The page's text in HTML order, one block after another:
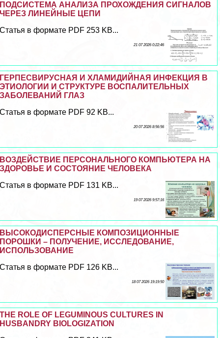
ПОДСИСТЕМА АНАЛИЗА ПРОХОЖДЕНИЯ СИГНАЛОВ
ЧЕРЕЗ ЛИНЕЙНЫЕ ЦЕПИ
Статья в формате PDF 253 KB...
21 07 2026 0:22:46
ГЕРПЕСВИРУСНАЯ И ХЛАМИДИЙНАЯ ИНФЕКЦИЯ В
ЭТИОЛОГИИ И СТРУКТУРЕ ВОСПАЛИТЕЛЬНЫХ
ЗАБОЛЕВАНИЙ ГЛАЗ
Статья в формате PDF 92 KB...
20 07 2026 8:56:56
ВОЗДЕЙСТВИЕ ПЕРСОНАЛЬНОГО КОМПЬЮТЕРА НА
ЗДОРОВЬЕ И СОСТОЯНИЕ ЧЕЛОВЕКА
Статья в формате PDF 131 KB...
19 07 2026 9:57:16
ВЫСОКОДИСПЕРСНЫЕ КОМПОЗИЦИОННЫЕ
ПОРОШКИ – ПОЛУЧЕНИЕ, ИССЛЕДОВАНИЕ,
ИСПОЛЬЗОВАНИЕ
Статья в формате PDF 126 KB...
18 07 2026 19:19:50
THE ROLE OF LEGUMINOUS CULTURES IN
HUSBANDRY BIOLOGIZATION